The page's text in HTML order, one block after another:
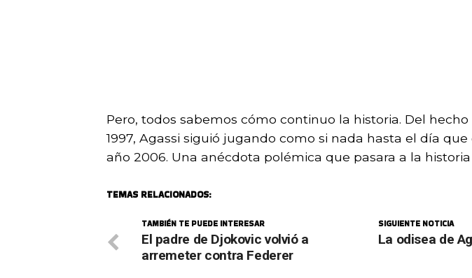
Pero, todos sabemos cómo continuo la historia. Del
1997, Agassi siguió jugando como si nada hasta el día
año 2006. Una anécdota polémica que pasara a la
TEMAS RELACIONADOS:
SIGUIENTE NOTICIA
La odisea de
TAMBIÉN TE PUEDE INTERESAR
El padre de Djokovic volvió a
arremeter contra Federer